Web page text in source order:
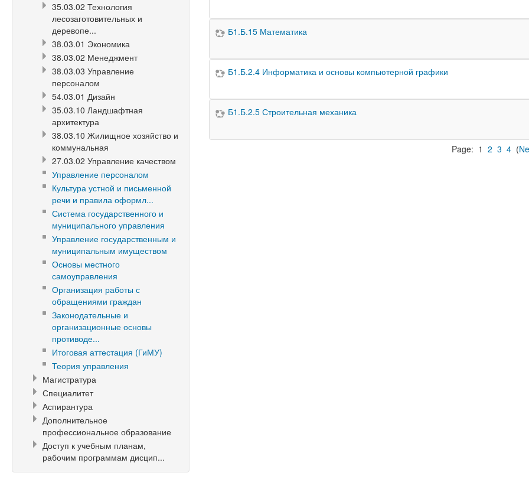
Б1.Б.15 Математика
Б1.Б.2.4 Информатика и основы компьютерной графики
Б1.Б.2.5 Строительная механика
Page: 1 2 3 4 (
35.03.02 Технология
лесозаготовительных и
деревопе...
38.03.01 Экономика
38.03.02 Менеджмент
38.03.03 Управление
персоналом
54.03.01 Дизайн
35.03.10 Ландшафтная
архитектура
38.03.10 Жилищное хозяйство и
коммунальная
27.03.02 Управление качеством
Управление персоналом
Культура устной и письменной
речи и правила оформл...
Система государственного и
муниципального управления
Управление государственным и
муниципальным имуществом
Основы местного
самоуправления
Организация работы с
обращениями граждан
Законодательные и
организационные основы
противоде...
Итоговая аттестация (ГиМУ)
Теория управления
Магистратура
Специалитет
Аспирантура
Дополнительное
профессиональное образование
Доступ к учебным планам,
рабочим программам дисцип...